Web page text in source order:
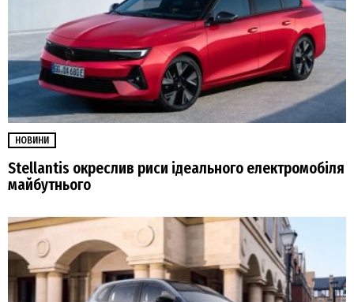
НОВИНИ
Stellantis окреслив риси ідеального електромобіля
майбутнього